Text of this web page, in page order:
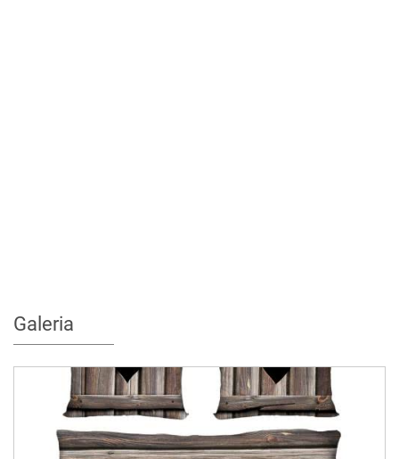
Galeria